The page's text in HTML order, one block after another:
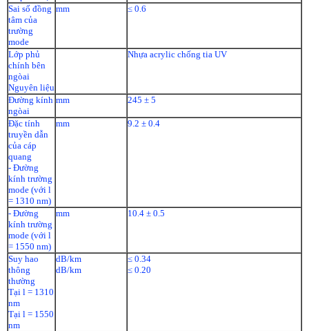
Sai số đồng
tâm của
trường
mode
mm ≤ 0.6
Lớp phủ
chính bên
ngòai
Nguyên liệu
Nhựa acrylic chống tia UV
Đường kính
ngòai
mm 245 ± 5
Đặc tính
truyền dẫn
của cáp
quang
- Đường
kính trường
mode (với l
= 1310 nm)
mm 9.2 ± 0.4
- Đường
kính trường
mode (với l
= 1550 nm)
mm 10.4 ± 0.5
Suy hao
thông
thường
Tại l = 1310
nm
Tại l = 1550
nm
dB/km
dB/km
≤ 0.34
≤ 0.20